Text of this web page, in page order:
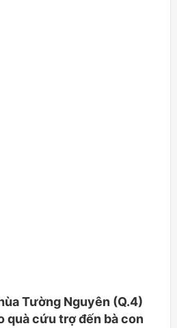
Tường Nguyên (Q.4)
quà cứu trợ đến bà con